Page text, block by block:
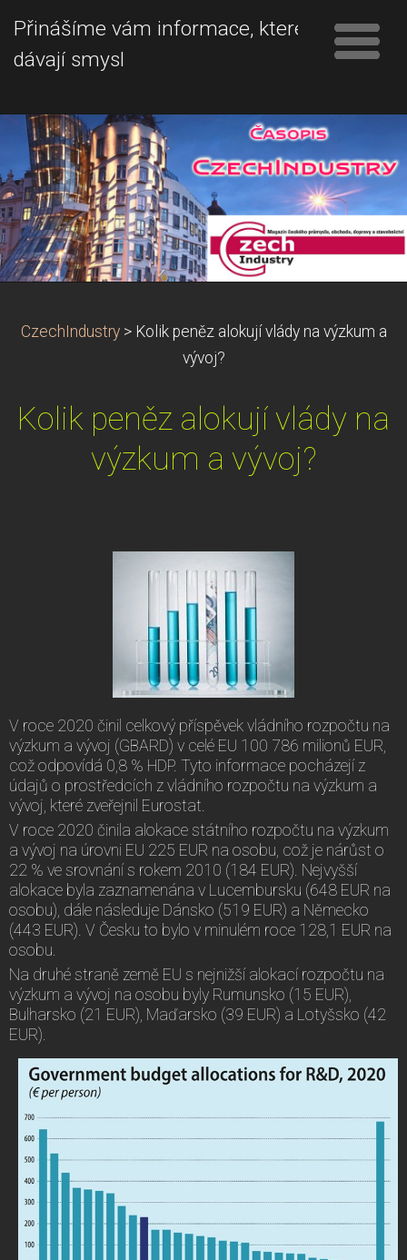
Přinášíme vám informace, které
dávají smysl
CzechIndustry > Kolik peněz alokují vlády na výzkum a
vývoj?
Kolik peněz alokují vlády na
výzkum a vývoj?
V roce 2020 činil celkový příspěvek vládního rozpočtu na
výzkum a vývoj (GBARD) v celé EU 100 786 milionů EUR,
což odpovídá 0,8 % HDP. Tyto informace pocházejí z
údajů o prostředcích z vládního rozpočtu na výzkum a
vývoj, které zveřejnil Eurostat.
V roce 2020 činila alokace státního rozpočtu na výzkum
a vývoj na úrovni EU 225 EUR na osobu, což je nárůst o
22 % ve srovnání s rokem 2010 (184 EUR). Nejvyšší
alokace byla zaznamenána v Lucembursku (648 EUR na
osobu), dále následuje Dánsko (519 EUR) a Německo
(443 EUR). V Česku to bylo v minulém roce 128,1 EUR na
osobu.
Na druhé straně země EU s nejnižší alokací rozpočtu na
výzkum a vývoj na osobu byly Rumunsko (15 EUR),
Bulharsko (21 EUR), Maďarsko (39 EUR) a Lotyšsko (42
EUR).